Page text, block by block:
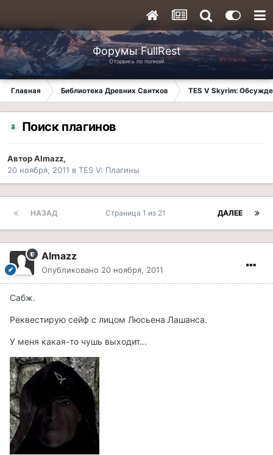
Форумы FullRest
Оторвись по полной!
Главная Библиотека Древних Свитков TES V Skyrim:
Поиск плагинов
АвторAlmazz,
20 ноября, 2011 в TES V: Плагины
НАЗАД ДАЛЕЕ
Страница 1 из 21
Almazz
Опубликовано 20 ноября, 2011
Сабж.
Реквестирую сейф с лицом Люсьена Лашанса.
У меня какая-то чушь выходит...